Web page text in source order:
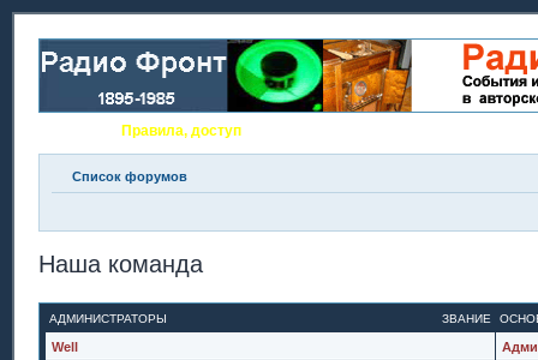
Правила, доступ
Список форумов
Наша команда
ЗВАНИЕ
АДМИНИСТРАТОРЫ
Well